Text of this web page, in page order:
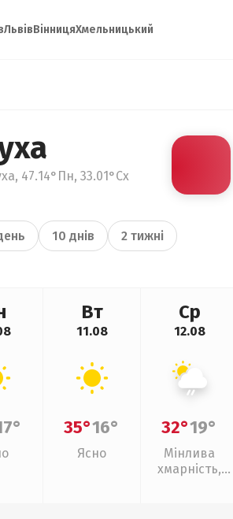
ЛьвівВінницяХмельницький
47.14°Пн, 33.01°Сх
10 днів 2 тижні
Вт
11.08
35°16°
Ясно
Ср
12.08
32°19°
Мінлива
хмарність,